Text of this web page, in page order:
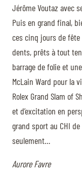
Jérôme Voutaz avec
Puis en grand final,
ces cinq jours de
dents, prêts à tout
barrage de folie et
McLain Ward pour la
Rolex Grand Slam of
et d’excitation en
grand sport au CHI
seulement…
Aurore Favre